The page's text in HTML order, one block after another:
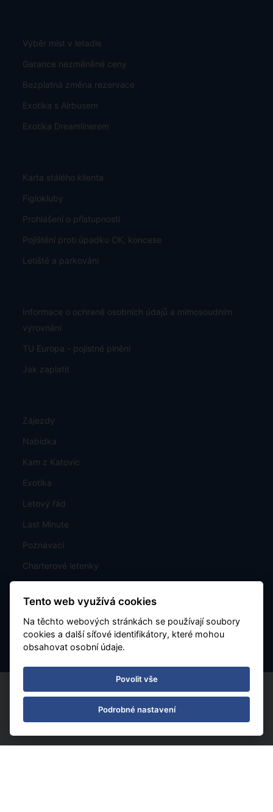
Výběr míst v letadle
Garance nezměněné ceny
Bezplatná změna rezervace
Exotika s Airbusem
Exotika Dreamlinerem
Karta stálého klienta
Figlokluby
Prohlášení o přístupnosti
Pojištění proti úpadku CK, koncese
Letiště a parkování
Informace o ochraně osobních údajů a mimosoudním
vyrovnání
TU Europa - pojistné plnění
Jak zaplatit
Zájezdy
Nabídka
Kam z Katovic
Exotika
Letový řád
Last Minute
Poznávací
Charterové letenky
Kontakt
Nastavení Cookies
Tento web využívá cookies
Na těchto webových stránkách se používají soubory
cookies a další síťové identifikátory, které mohou
obsahovat osobní údaje.
Povolit vše
Podrobné nastavení